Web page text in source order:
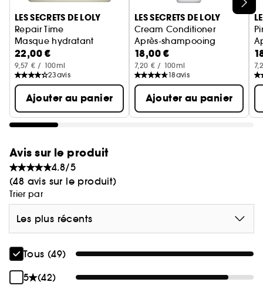
LES SECRETS DE LOLY
Repair Time
Masque hydratant
22,00 €
9,57 € / 100ml
23avis
Ajouter au panier
LES SECRETS DE LOLY
Cream Conditioner
Après-shampooing
18,00 €
7,20 € / 100ml
18avis
Ajouter au panier
Avis sur le produit
4.8/5
(48 avis sur le produit)
Trier par
Les plus récents
Tous (49)
5
(42)